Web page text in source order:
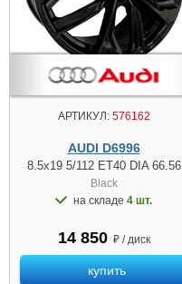
АРТИКУЛ:576162
AUDI D6996
8.5x19 5/112 ET40 DIA 66.56
Black
на складе 4 шт.
14 850 ₽ / диск
купить